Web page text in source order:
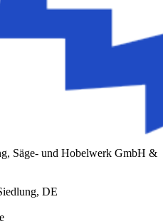
Säge- und Hobelwerk GmbH &
DE